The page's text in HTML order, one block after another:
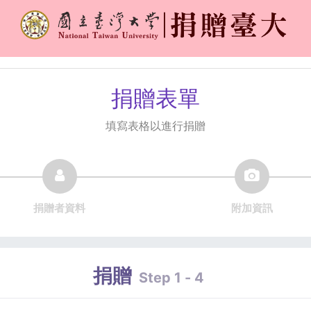
捐贈表單
填寫表格以進行捐贈
捐贈者資料 附加資訊
捐贈 Step 1 - 4